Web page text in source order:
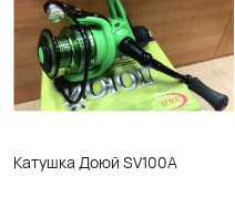
Катушка Доюй SV100A